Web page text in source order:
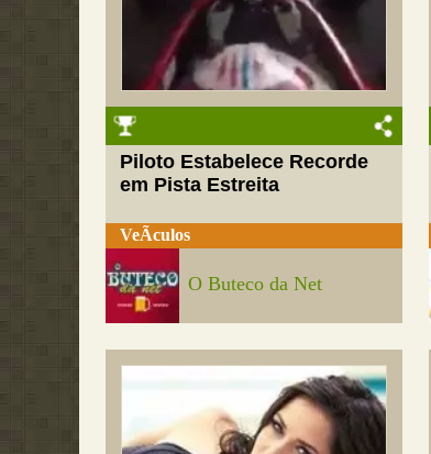
Piloto Estabelece Recorde
em Pista Estreita
VeÃ­culos
O Buteco da Net